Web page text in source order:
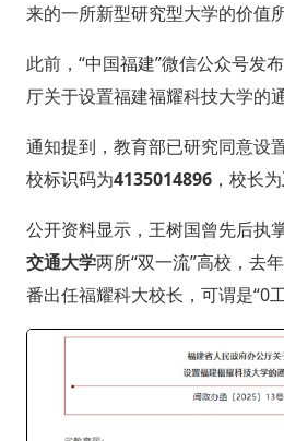
来的一所新型研究型大学的价值所
此前，“中国福建”微信公众号发
厅关于设置福建福耀科技大学的通
通知提到，教育部已研究同意设
校标识码为4135014896，校长为
公开资料显示，王树国曾先后执
交通大学两所“双一流”高校，去
番出任福耀科大校长，可谓是“0工